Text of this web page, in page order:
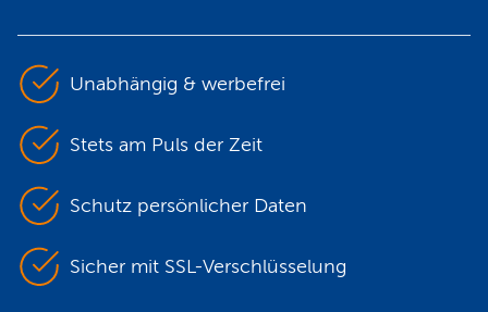
Unabhängig & werbefrei
Stets am Puls der Zeit
Schutz persönlicher Daten
Sicher mit SSL-Verschlüsselung